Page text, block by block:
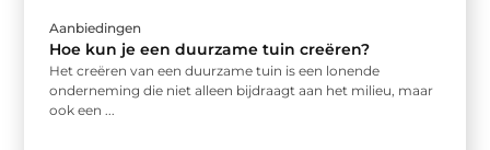
Aanbiedingen
Hoe kun je een duurzame tuin creëren?
Het creëren van een duurzame tuin is een lonende
onderneming die niet alleen bijdraagt aan het milieu, maar
ook een ...